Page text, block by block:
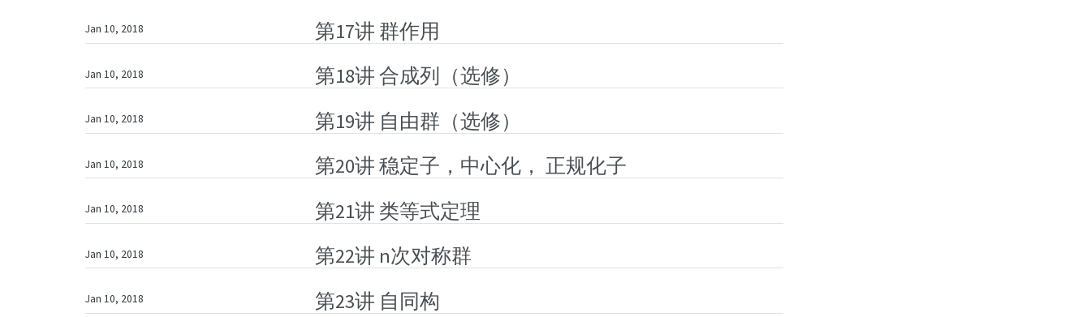
第17讲 群作用
Jan 10, 2018
第18讲 合成列（选修）
Jan 10, 2018
第19讲 自由群（选修）
Jan 10, 2018
第20讲 稳定子，中心化， 正规化子
Jan 10, 2018
第21讲 类等式定理
Jan 10, 2018
第22讲 n次对称群
Jan 10, 2018
第23讲 自同构
Jan 10, 2018